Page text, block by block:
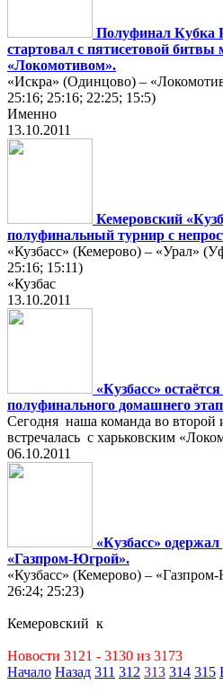
Полуфинал Кубка
стартовал с пятисетовой
«Локомотивом».
«Искра» (Одинцово) –
25:16; 25:16; 22:25; 15:5)
Именно
13.10.2011
Кемеровский
полуфинальный турнир с
«Кузбасс» (Кемерово) – «Урал»
25:16; 15:11)
«Кузбас
13.10.2011
«Кузбасс»
полуфинального домашнего
Сегодня наша команда во второй
встречалась с харьковским
06.10.2011
«Кузбасс»
«Газпром-Югрой».
«Кузбасс» (Кемерово) –
26:24; 25:23)
Кемеровский к
Новости 3121 - 3130 из 3173
Начало Назад 311 312 313 314 315